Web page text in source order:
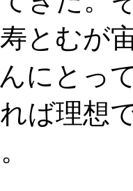
とむが
にとっ
ば理想